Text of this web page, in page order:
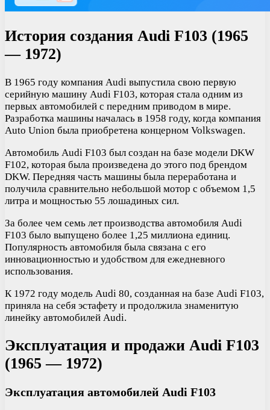
История создания Audi F103 (1965
— 1972)
В 1965 году компания Audi выпустила свою первую
серийную машину Audi F103, которая стала одним из
первых автомобилей с передним приводом в мире.
Разработка машины началась в 1958 году, когда компания
Auto Union была приобретена концерном Volkswagen.
Автомобиль Audi F103 был создан на базе модели DKW
F102, которая была произведена до этого под брендом
DKW. Передняя часть машины была переработана и
получила сравнительно небольшой мотор с объемом 1,5
литра и мощностью 55 лошадиных сил.
За более чем семь лет производства автомобиля Audi
F103 было выпущено более 1,25 миллиона единиц.
Популярность автомобиля была связана с его
инновационностью и удобством для ежедневного
использования.
К 1972 году модель Audi 80, созданная на базе Audi F103,
приняла на себя эстафету и продолжила знаменитую
линейку автомобилей Audi.
Эксплуатация и продажи Audi F103
(1965 — 1972)
Эксплуатация автомобилей Audi F103